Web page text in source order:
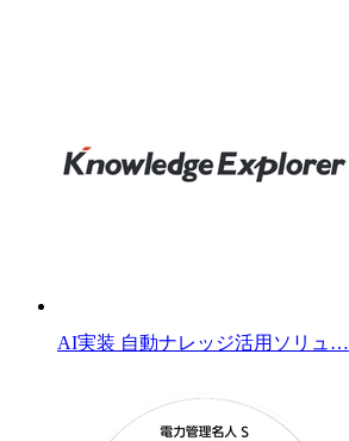
AI実装 自動ナレッジ活用ソリュ…